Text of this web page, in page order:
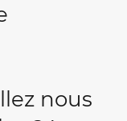
nous